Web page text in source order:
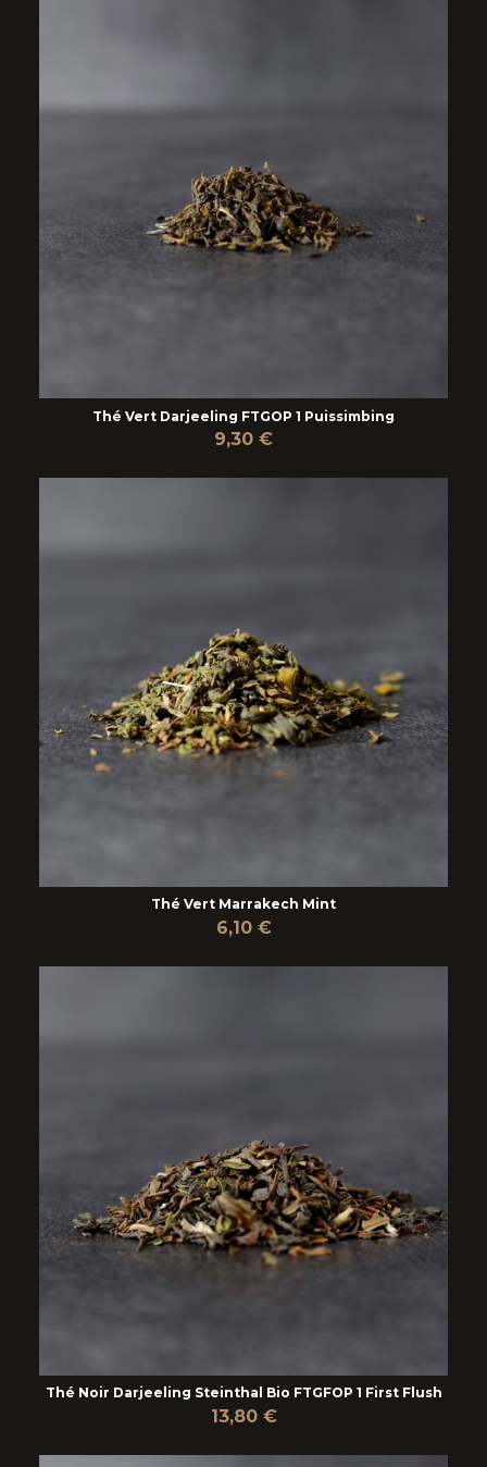
Thé Vert Darjeeling FTGOP 1 Puissimbing
9,30 €
Thé Vert Marrakech Mint
6,10 €
Thé Noir Darjeeling Steinthal Bio FTGFOP 1 First Flush
13,80 €